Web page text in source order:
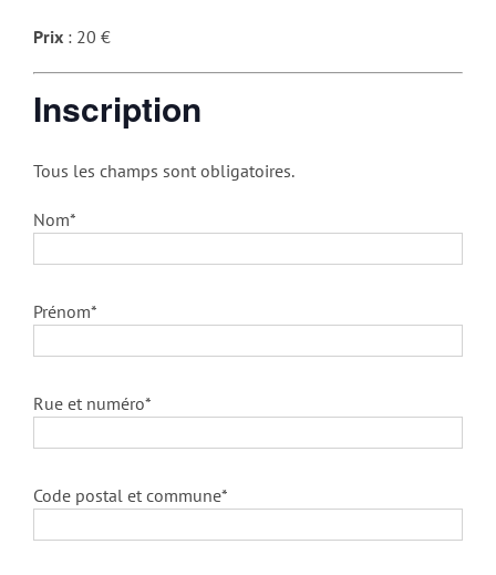
Prix : 20 €
Inscription
Tous les champs sont obligatoires.
Nom*
Prénom*
Rue et numéro*
Code postal et commune*